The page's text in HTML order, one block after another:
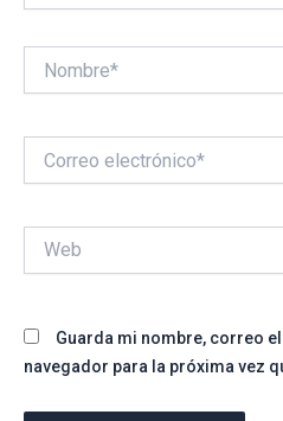
electrónico*
Guarda mi nombre, correo
navegador para la próxima vez